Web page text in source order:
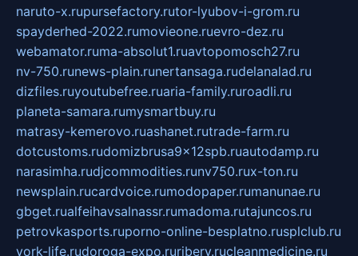
naruto-x.rupursefactory.rutor-lyubov-i-grom.ru
spayderhed-2022.rumovieone.ruevro-dez.ru
webamator.ruma-absolut1.ruavtopomosch27.ru
nv-750.runews-plain.runertansaga.rudelanalad.ru
dizfiles.ruyoutubefree.ruaria-family.ruroadli.ru
planeta-samara.rumysmartbuy.ru
matrasy-kemerovo.ruashanet.rutrade-farm.ru
dotcustoms.rudomizbrusa9x12spb.ruautodamp.ru
narasimha.rudjcommodities.runv750.rux-ton.ru
newsplain.rucardvoice.rumodopaper.rumanunae.ru
gbget.rualfeihavsalnassr.rumadoma.rutajuncos.ru
petrovkasports.ruporno-online-besplatno.rusplclub.ru
york-life.rudoroga-expo.ruribery.rucleanmedicine.ru